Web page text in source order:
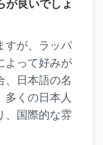
が良いでしょ
すが、ラッパ
よって好みが
、日本語の名
多くの日本人
、国際的な雰